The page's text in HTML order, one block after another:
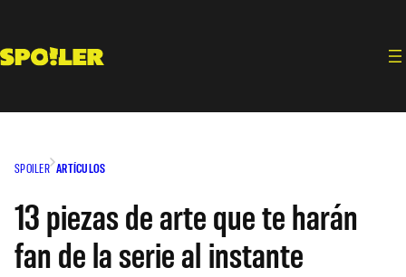
contenido
SPOILER ARTÍCULOS
13 piezas de arte que te harán
fan de la serie al instante